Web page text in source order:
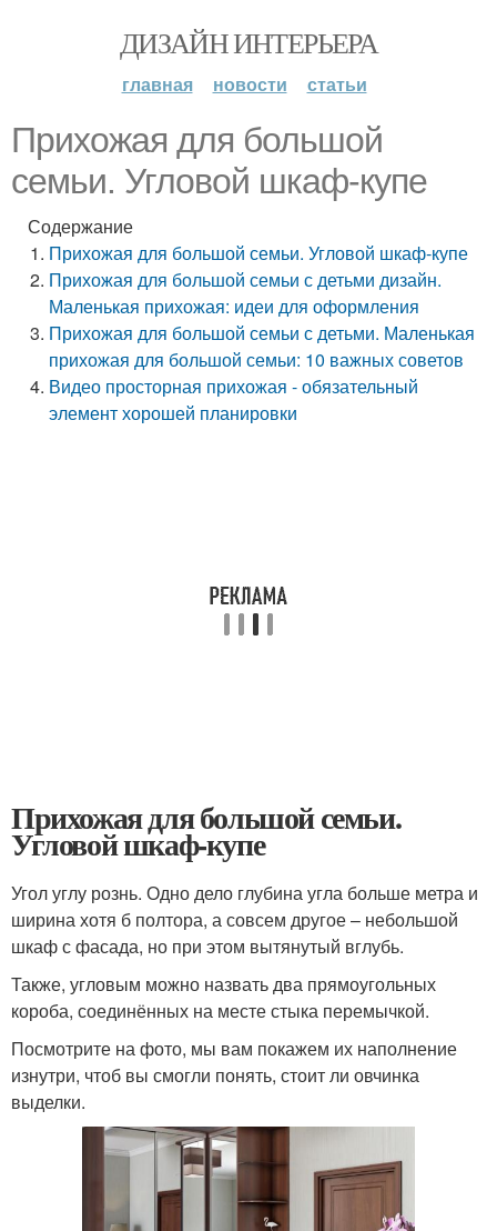
ДИЗАЙН ИНТЕРЬЕРА
главная новости статьи
Прихожая для большой
семьи. Угловой шкаф-купе
Содержание
Прихожая для большой семьи. Угловой шкаф-купе
Прихожая для большой семьи с детьми дизайн.
Маленькая прихожая: идеи для оформления
Прихожая для большой семьи с детьми. Маленькая
прихожая для большой семьи: 10 важных советов
Видео просторная прихожая - обязательный
элемент хорошей планировки
Прихожая для большой семьи.
Угловой шкаф-купе
Угол углу рознь. Одно дело глубина угла больше метра и
ширина хотя б полтора, а совсем другое – небольшой
шкаф с фасада, но при этом вытянутый вглубь.
Также, угловым можно назвать два прямоугольных
короба, соединённых на месте стыка перемычкой.
Посмотрите на фото, мы вам покажем их наполнение
изнутри, чтоб вы смогли понять, стоит ли овчинка
выделки.